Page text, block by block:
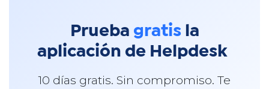
Prueba gratis la
aplicación de Helpdesk
10 días gratis. Sin compromiso. Te